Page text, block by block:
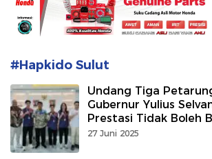
#Hapkido Sulut
Undang Tiga
Gubernur Yulius
Prestasi Tidak Boleh
Podium
27 Juni 2025